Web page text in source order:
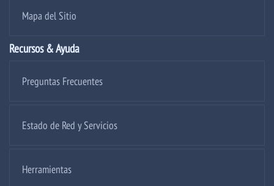
Mapa del Sitio
Recursos & Ayuda
Preguntas Frecuentes
Estado de Red y Servicios
Herramientas